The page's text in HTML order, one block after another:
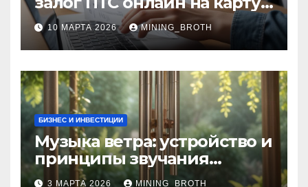
без визита в офис: порядок,
требования и документы
10 МАРТА 2026 MINING_BROTH
БИЗНЕС И ИНВЕСТИЦИИ
Музыка ветра: устройство и
принципы звучания
колокольчиков
3 МАРТА 2026 MINING_BROTH